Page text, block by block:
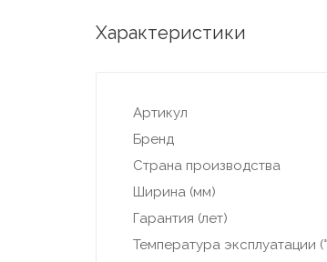
Характеристики
Артикул
Бренд
Страна производства
Ширина (мм)
Гарантия (лет)
Температура эксплуатации